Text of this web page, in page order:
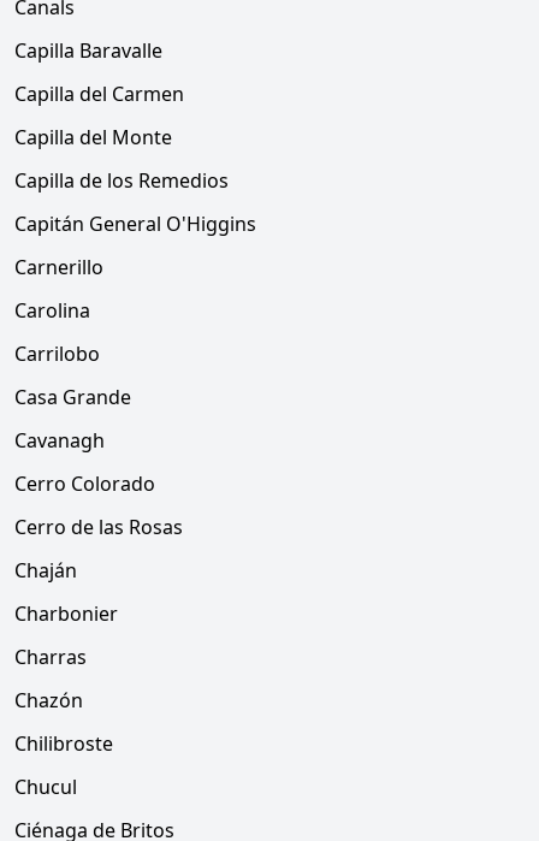
Canals
Capilla Baravalle
Capilla del Carmen
Capilla del Monte
Capilla de los Remedios
Capitán General O'Higgins
Carnerillo
Carolina
Carrilobo
Casa Grande
Cavanagh
Cerro Colorado
Cerro de las Rosas
Chaján
Charbonier
Charras
Chazón
Chilibroste
Chucul
Ciénaga de Britos